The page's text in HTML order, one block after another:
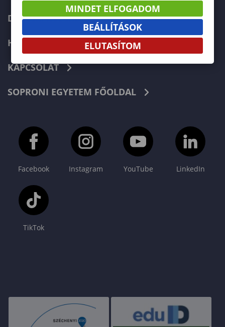
DOKUMENTUMOK
HÍREK
KAPCSOLAT
SOPRONI EGYETEM FŐOLDAL
Facebook Instagram YouTube LinkedIn
TikTok
MINDET ELFOGADOM
BEÁLLÍTÁSOK
ELUTASÍTOM